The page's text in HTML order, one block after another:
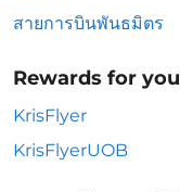
สายการบินพันธมิตร
Rewards for you
KrisFlyer
KrisFlyerUOB